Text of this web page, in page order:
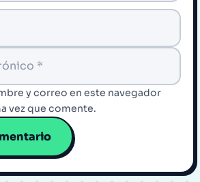
y correo en este navegador
vez que comente.